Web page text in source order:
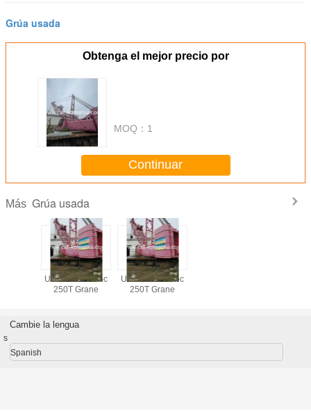
Grúa usada
Obtenga el mejor precio por
MOQ： 1
Continuar
Más Grúa usada
Used Manitowoc
250T Grane
Used Manitowoc
250T Grane
Cambie la lengua
s
Spanish